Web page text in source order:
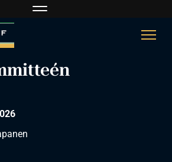
Navigaatio